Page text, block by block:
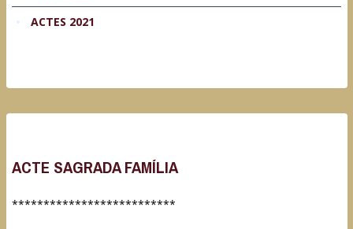
ACTES 2021
ACTE SAGRADA FAMÍLIA
**************************